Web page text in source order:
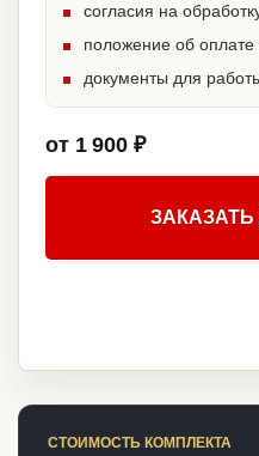
согласия на
положение об оплате
документы для
от 1 900 ₽
СТОИМОСТЬ КОМПЛЕКТА